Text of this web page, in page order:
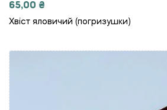
65,00 ₴
Хвіст яловичий (погризушки)